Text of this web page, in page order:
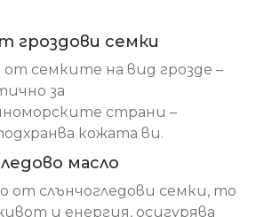
гроздови семки
от семките на вид грозде –
за
страни –
кожата ви.
масло
от слънчогледови семки, то
и енергия, осигурява